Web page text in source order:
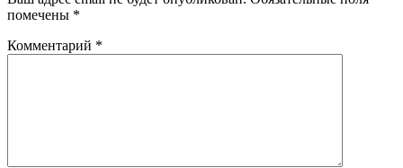
помечены *
Комментарий *